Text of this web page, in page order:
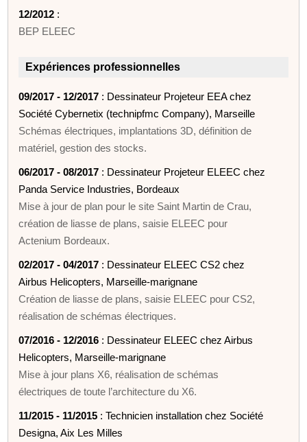
12/2012 :
BEP ELEEC
Expériences professionnelles
09/2017 - 12/2017 : Dessinateur Projeteur EEA chez
Société Cybernetix (technipfmc Company), Marseille
Schémas électriques, implantations 3D, définition de
matériel, gestion des stocks.
06/2017 - 08/2017 : Dessinateur Projeteur ELEEC chez
Panda Service Industries, Bordeaux
Mise à jour de plan pour le site Saint Martin de Crau,
création de liasse de plans, saisie ELEEC pour
Actenium Bordeaux.
02/2017 - 04/2017 : Dessinateur ELEEC CS2 chez
Airbus Helicopters, Marseille-marignane
Création de liasse de plans, saisie ELEEC pour CS2,
réalisation de schémas électriques.
07/2016 - 12/2016 : Dessinateur ELEEC chez Airbus
Helicopters, Marseille-marignane
Mise à jour plans X6, réalisation de schémas
électriques de toute l’architecture du X6.
11/2015 - 11/2015 : Technicien installation chez Société
Designa, Aix Les Milles